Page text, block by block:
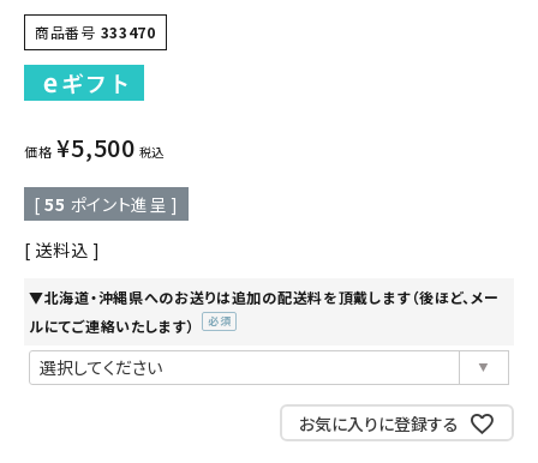
商品番号 333470
価格 ¥5,500 税込
[ 55 ポイント進呈 ]
送料込
▼北海道・沖縄県へのお送りは追加の配送料を頂戴します（後ほど、メー
ルにてご連絡いたします）
お気に入りに登録する